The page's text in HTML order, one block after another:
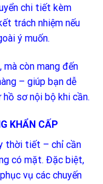
chi tiết kèm
trách nhiệm nếu
ý muốn.
mà còn mang đến
– giúp bạn dễ
sơ nội bộ khi cần.
KHẨN CẤP
thời tiết – chỉ cần
có mặt. Đặc biệt,
vụ các chuyến